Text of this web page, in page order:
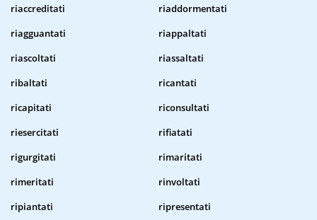
riaccreditati
riaddormentati
riagguantati
riappaltati
riascoltati
riassaltati
ribaltati
ricantati
ricapitati
riconsultati
riesercitati
rifiatati
rigurgitati
rimaritati
rimeritati
rinvoltati
ripiantati
ripresentati